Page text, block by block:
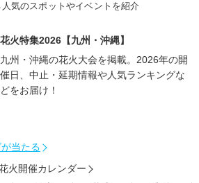
気のスポットやイベントを紹介
花火特集2026【九州・沖縄】
九州・沖縄の花火大会を掲載。2026年の開
催日、中止・延期情報や人気ランキングな
どをお届け！
当たる
火開催カレンダー